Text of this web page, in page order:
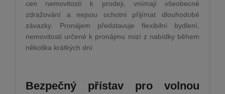
cen nemovitostí k prodeji, vnímají všeobecné
zdražování a nejsou ochotni přijímat dlouhodobé
závazky. Pronájem představuje flexibilní bydlení,
nemovitosti určené k pronájmu mizí z nabídky během
několika krátkých dní.
Bezpečný přístav pro volnou